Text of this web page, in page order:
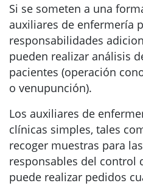
Si se someten a una
auxiliares de enfermería
responsabilidades
pueden realizar análisis
pacientes (operación
o venupunción).
Los auxiliares de
clínicas simples, tales
recoger muestras para
responsables del control
puede realizar pedidos